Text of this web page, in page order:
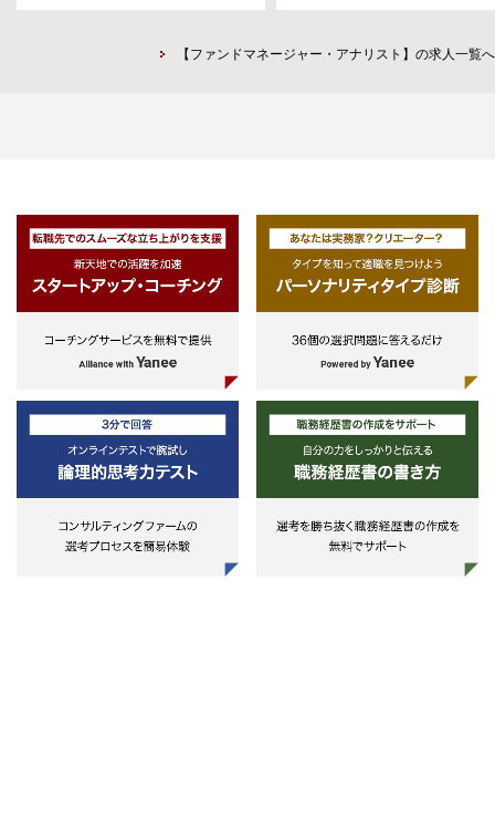
する社外向けプレゼンテーション
持っている方
【ファンドマネージャー・アナリスト】の求人一覧へ